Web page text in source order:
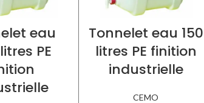
eau
PE
Tonnelet eau 150
litres PE finition
industrielle
CEMO